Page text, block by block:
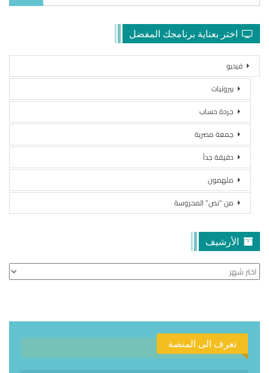
اختر بعناية برنامجك المفضل
فيديو
بيروتيات
جردة حساب
جمعة مصرية
دقيقة جداً
ملهمون
من “نص” المحروسة
الأرشيف
الأرشيف
تعرف الى المنصة